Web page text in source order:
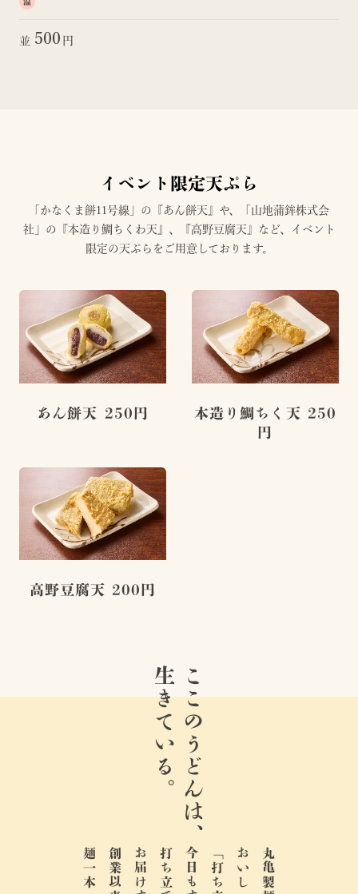
温
並 500 円
イベント限定天ぷら
「かなくま餅11号線」の『あん餅天』や、「山地蒲鉾株式会
社」の『本造り鯛ちくわ天』、『高野豆腐天』など、イベント
限定の天ぷらをご用意しております。
あん餅天 250円
本造り鯛ちく天 250
円
高野豆腐天 200円
ここのうどんは、
生きている。